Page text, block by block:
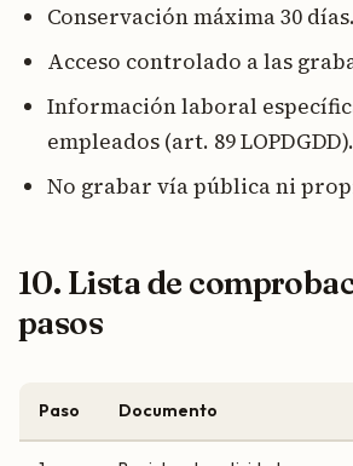
Conservación máxima 30 días.
Acceso controlado a las
Información laboral
empleados (art. 89 LOPDGDD).
No grabar vía pública ni
10. Lista de
pasos
Paso Documento